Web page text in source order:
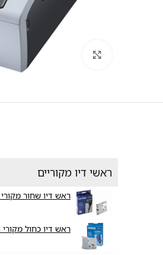
לחץ להגדלה
ראשי דיו מקוריים
ראש דיו שחור מקורי Brother LC970BK
ראש דיו כחול מקורי Brother LC970C